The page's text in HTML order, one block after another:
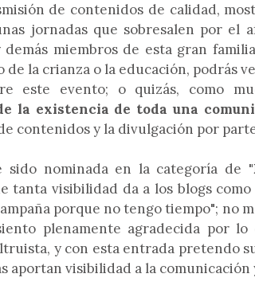
de contenidos de calidad,
jornadas que sobresalen por el
demás miembros de esta gran
de la crianza o la educación, podrás
este evento; o quizás, como
la existencia de toda una
contenidos y la divulgación por
sido nominada en la categoría de
tanta visibilidad da a los blogs
porque no tengo tiempo"; no
plenamente agradecida por lo
y con esta entrada pretendo
aportan visibilidad a la